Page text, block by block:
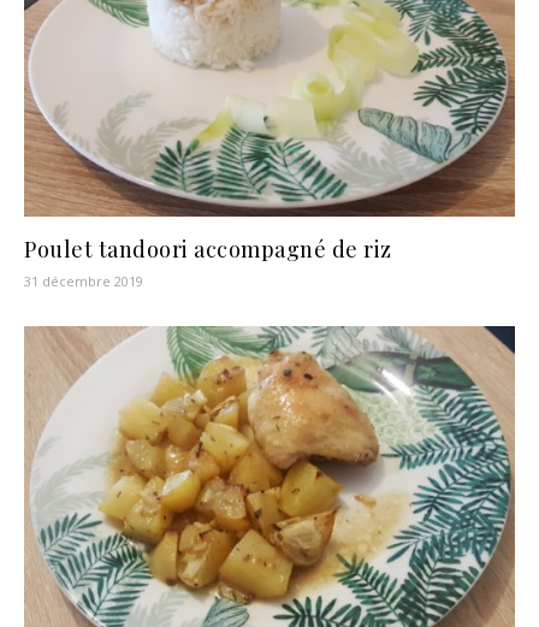
Poulet tandoori accompagné de riz
31 décembre 2019